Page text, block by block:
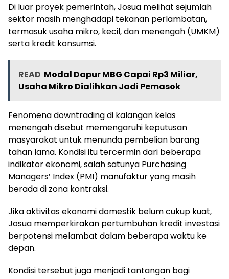
Di luar proyek pemerintah, Josua melihat sejumlah
sektor masih menghadapi tekanan perlambatan,
termasuk usaha mikro, kecil, dan menengah (UMKM)
serta kredit konsumsi.
READ Modal Dapur MBG Capai Rp3 Miliar,
Usaha Mikro Dialihkan Jadi Pemasok
Fenomena downtrading di kalangan kelas
menengah disebut memengaruhi keputusan
masyarakat untuk menunda pembelian barang
tahan lama. Kondisi itu tercermin dari beberapa
indikator ekonomi, salah satunya Purchasing
Managers’ Index (PMI) manufaktur yang masih
berada di zona kontraksi.
Jika aktivitas ekonomi domestik belum cukup kuat,
Josua memperkirakan pertumbuhan kredit investasi
berpotensi melambat dalam beberapa waktu ke
depan.
Kondisi tersebut juga menjadi tantangan bagi